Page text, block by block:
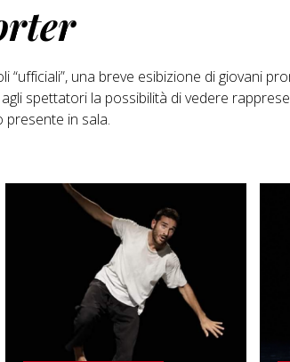
“ufficiali”, una breve esibizione di giovani
spettatori la possibilità di vedere
in sala.
SCOPRI DI PIÙ